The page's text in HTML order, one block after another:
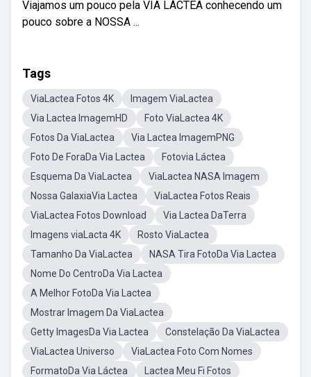
Viajamos um pouco pela VIA LÁCTEA conhecendo um
pouco sobre a NOSSA ...
Tags
ViaLactea Fotos 4K
Imagem ViaLactea
Via Lactea ImagemHD
Foto ViaLactea 4K
Fotos Da ViaLactea
Via Lactea ImagemPNG
Foto De ForaDa Via Lactea
Fotovia Láctea
Esquema Da ViaLactea
ViaLactea NASA Imagem
Nossa GalaxiaVia Lactea
ViaLactea Fotos Reais
ViaLactea Fotos Download
Via Lactea DaTerra
Imagens viaLacta 4K
Rosto ViaLactea
Tamanho Da ViaLactea
NASA Tira FotoDa Via Lactea
Nome Do CentroDa Via Lactea
A Melhor FotoDa Via Lactea
Mostrar Imagem Da ViaLactea
Getty ImagesDa Via Lactea
Constelação Da ViaLactea
ViaLactea Universo
ViaLactea Foto Com Nomes
FormatoDa Via Láctea
Lactea Meu Fi Fotos